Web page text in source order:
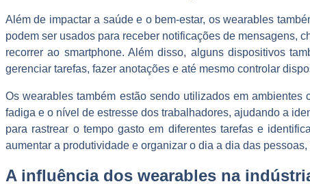
Além de impactar a saúde e o bem-estar, os wearables
podem ser usados para receber notificações de mensagens,
recorrer ao smartphone. Além disso, alguns dispositivos
gerenciar tarefas, fazer anotações e até mesmo controlar
Os wearables também estão sendo utilizados em
fadiga e o nível de estresse dos trabalhadores, ajudando a
para rastrear o tempo gasto em diferentes tarefas e
aumentar a produtividade e organizar o dia a dia das
A influência dos wearables na